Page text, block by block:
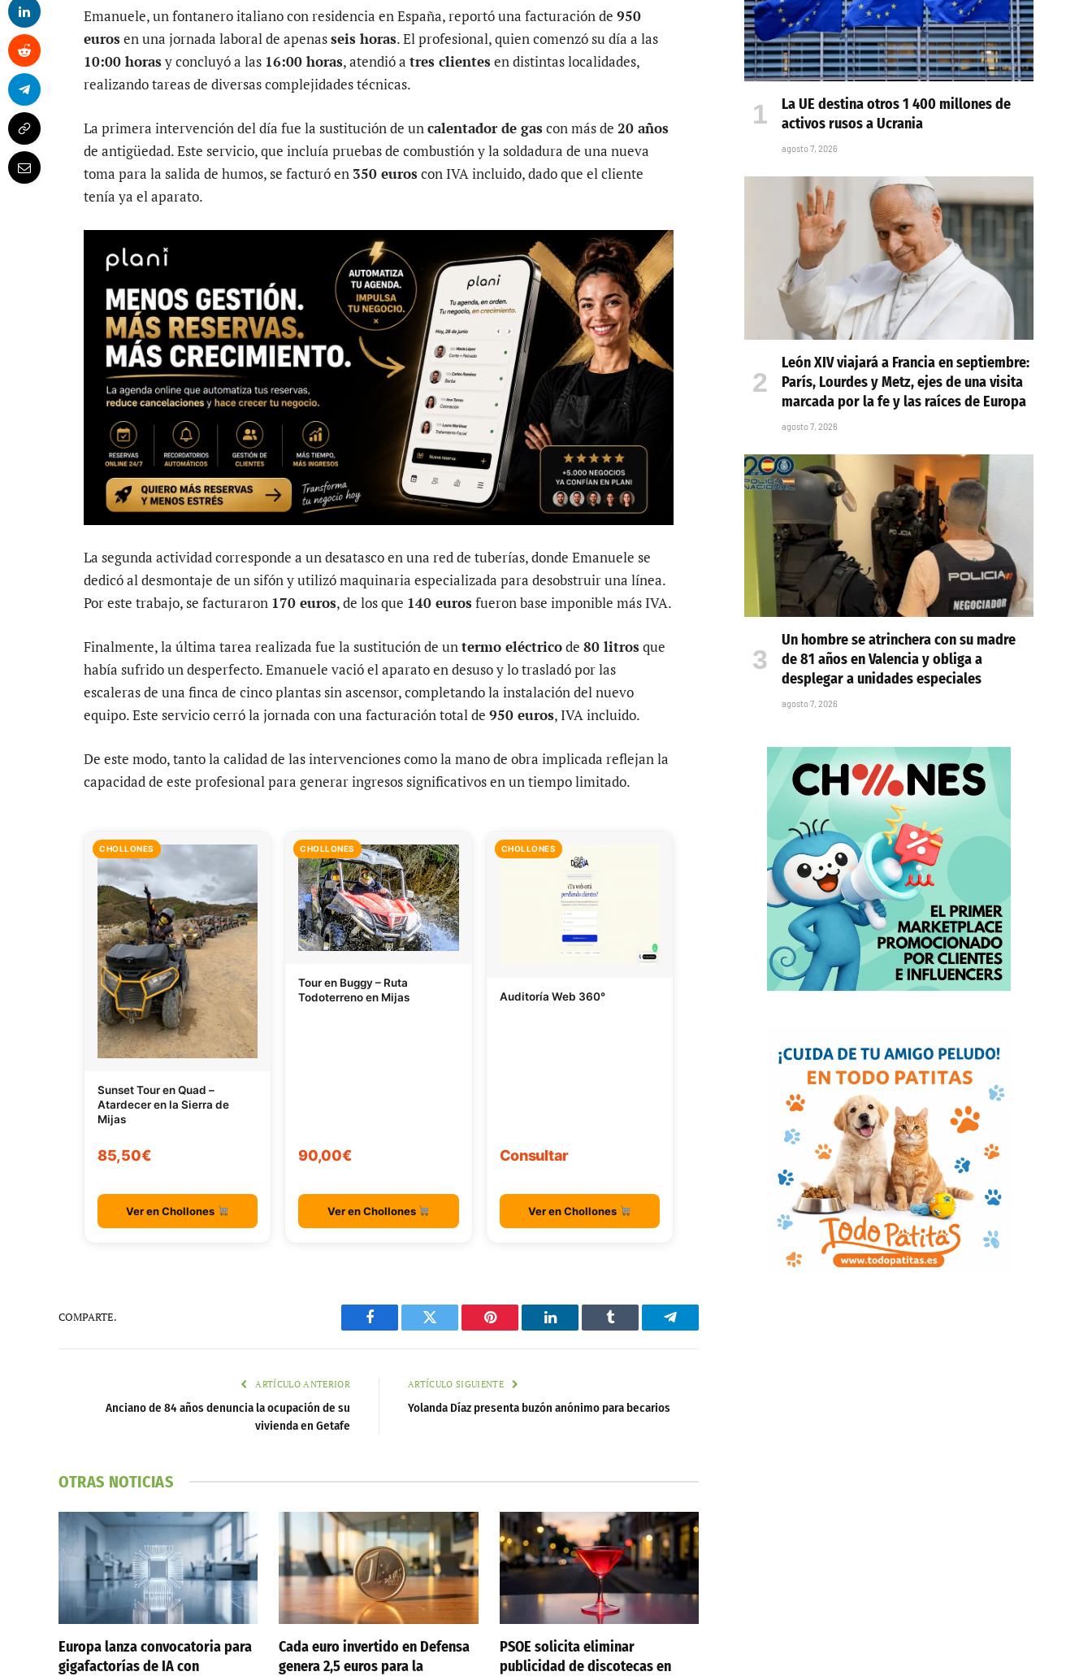
Emanuele, un fontanero italiano con residencia en España, reportó una facturación de 950
eurosen una jornada laboral de apenasseis horas. El profesional, quien comenzó su día a las
10:00 horasy concluyó a las 16:00 horas, atendió a tres clientesen distintas localidades,
realizando tareas de diversas complejidades técnicas.
La primera intervención del día fue la sustitución de uncalentador de gascon más de 20 años
de antigüedad. Este servicio, que incluía pruebas de combustión y la soldadura de una nueva
toma para la salida de humos, se facturó en 350 euroscon IVA incluido, dado que el cliente
tenía ya el aparato.
La segunda actividad corresponde a un desatasco en una red de tuberías, donde Emanuele se
dedicó al desmontaje de un sifón y utilizó maquinaria especializada para desobstruir una línea.
Por este trabajo, se facturaron 170 euros, de los que 140 eurosfueron base imponible más IVA.
Finalmente, la última tarea realizada fue la sustitución de untermo eléctricode 80 litrosque
había sufrido un desperfecto. Emanuele vació el aparato en desuso y lo trasladó por las
escaleras de una finca de cinco plantas sin ascensor, completando la instalación del nuevo
equipo. Este servicio cerró la jornada con una facturación total de 950 euros, IVA incluido.
De este modo, tanto la calidad de las intervenciones como la mano de obra implicada reflejan la
capacidad de este profesional para generar ingresos significativos en un tiempo limitado.
CHOLLONES
Sunset Tour en Quad –
Atardecer en la Sierra de
Mijas
85,50€
Ver en Chollones
CHOLLONES
Tour en Buggy – Ruta
Todoterreno en Mijas
90,00€
Ver en Chollones
CHOLLONES
Auditoría Web 360°
Consultar
Ver en Chollones
COMPARTE.
Facebook Twitter Pinterest LinkedIn Tumblr Telegram
ARTÍCULO ANTERIOR
Anciano de 84 años denuncia la ocupación de su
vivienda en Getafe
ARTÍCULO SIGUIENTE
Yolanda Díaz presenta buzón anónimo para becarios
OTRAS NOTICIAS
Europa lanza convocatoria para
gigafactorías de IA con
Cada euro invertido en Defensa
genera 2,5 euros para la
PSOE solicita eliminar
publicidad de discotecas en
La UE destina otros 1 400 millones de
activos rusos a Ucrania
agosto 7, 2026
León XIV viajará a Francia en septiembre:
París, Lourdes y Metz, ejes de una visita
marcada por la fe y las raíces de Europa
agosto 7, 2026
Un hombre se atrinchera con su madre
de 81 años en Valencia y obliga a
desplegar a unidades especiales
agosto 7, 2026